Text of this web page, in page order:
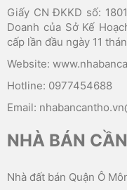
Giấy CN ĐKKD số:
Doanh của Sở Kế
cấp lần đầu ngày 11
Website:
Hotline: 0977454688
Email:
NHÀ BÁN
Nhà đất bán Quận Ô